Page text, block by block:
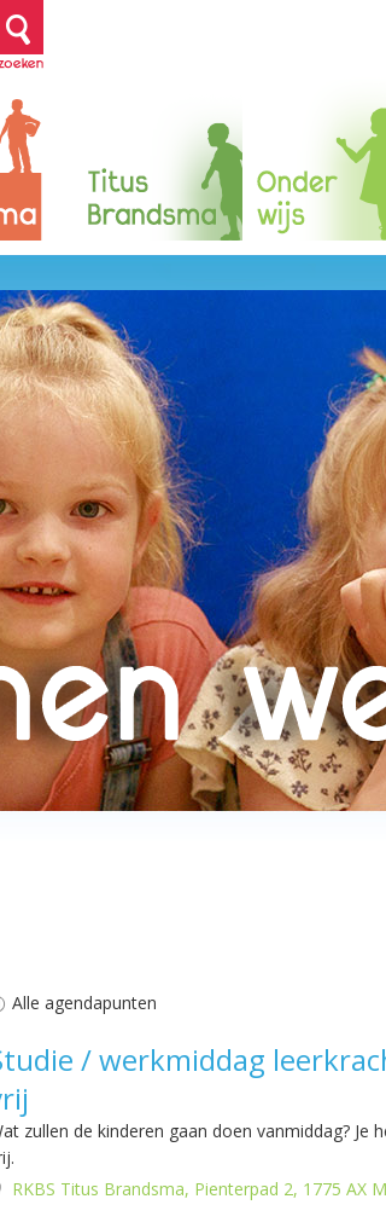
Alle agendapunten
/ werkmiddag
zullen de kinderen gaan doen vanmiddag?
RKBS Titus Brandsma, Pienterpad 2, 1775 AX